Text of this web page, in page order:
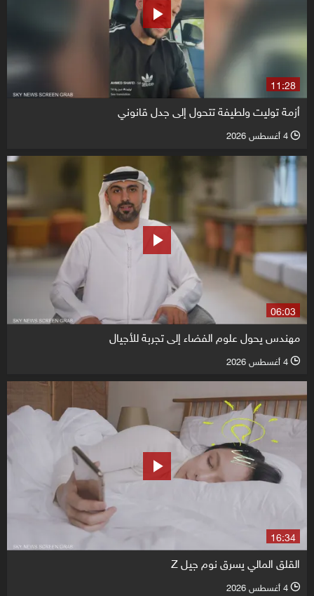
11:28
أزمة توليت ولطيفة تتحول إلى جدل قانوني
l 4 أغسطس 2026
06:03
مهندس يحول علوم الفضاء إلى تجربة للأجيال
l 4 أغسطس 2026
16:34
القلق المالي يسرق نوم جيل Z
l 4 أغسطس 2026